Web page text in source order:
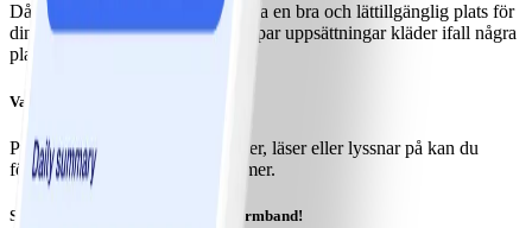
Då blir det lätt att komma iväg. Ha en bra och lättillgänglig plats för
dina träningskläder. Ha gärna ett par uppsättningar kläder ifall några
plagg hamnat i tvättkorgen.
Variera aktiviteterna!
Precis som du varierar vad du äter, läser eller lyssnar på kan du
försöka variera dina motionsformer.
Skaffa stegräknare eller aktivitetsarmband!